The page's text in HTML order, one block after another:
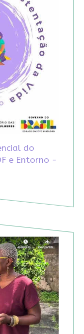
do
e Entorno -